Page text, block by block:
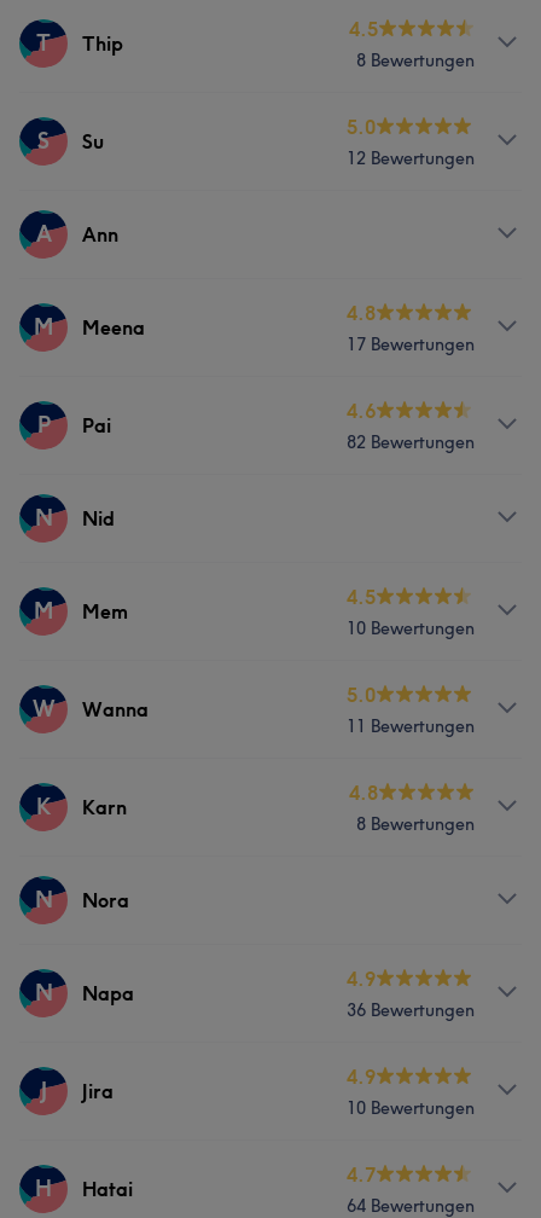
Services
T Thip
4.5
8 Bewertungen
Services
S Su
5.0
12 Bewertungen
Services
A Ann
Services
M Meena
4.8
17 Bewertungen
Services
P Pai
4.6
82 Bewertungen
Services
Was unsere Kunden über Pai sagen
Professionell
N Nid
Services
M Mem
4.5
10 Bewertungen
Services
W Wanna
5.0
11 Bewertungen
Services
K Karn
4.8
8 Bewertungen
Services
N Nora
Services
N Napa
4.9
36 Bewertungen
Services
J Jira
4.9
10 Bewertungen
Services
H Hatai
4.7
64 Bewertungen